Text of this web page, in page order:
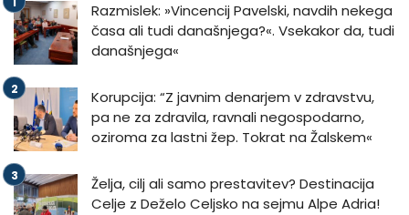
Razmislek: »Vincencij Pavelski, navdih nekega
časa ali tudi današnjega?«. Vsekakor da, tudi
današnjega«
Korupcija: “Z javnim denarjem v zdravstvu,
pa ne za zdravila, ravnali negospodarno,
oziroma za lastni žep. Tokrat na Žalskem«
Želja, cilj ali samo prestavitev? Destinacija
Celje z Deželo Celjsko na sejmu Alpe Adria!